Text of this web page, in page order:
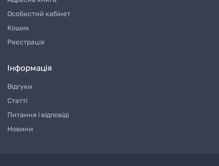
Особистий кабінет
Кошик
Реєстрація
Інформація
Відгуки
Статті
Питання і відповіді
Новини